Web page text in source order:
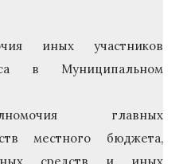
иных участников
в Муниципальном
главных
местного бюджета,